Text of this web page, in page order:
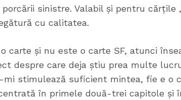
sinistre. Valabil și pentru cărțile
cu calitatea.
carte și nu este o carte SF, atunci
despre care deja știu prea multe
mi stimulează suficient mintea, fie e o
în primele două-trei capitole și